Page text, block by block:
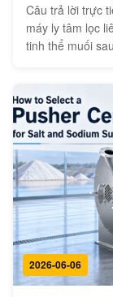
Câu trả lời trực
máy ly tâm lọc
tinh thể muối
thước hạt ổn
biển r...
2026-06-06